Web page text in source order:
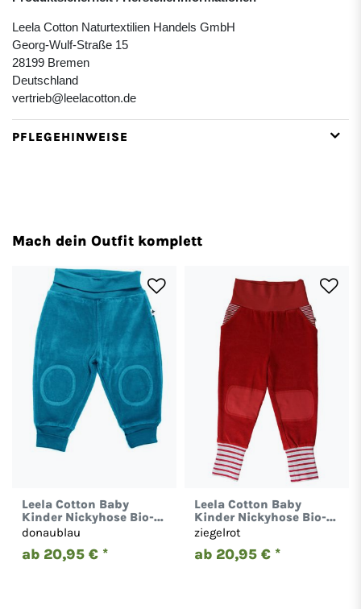
Leela Cotton Naturtextilien Handels GmbH
Georg-Wulf-Straße 15
28199 Bremen
Deutschland
vertrieb@leelacotton.de
PFLEGEHINWEISE
Mach dein Outfit komplett
Leela Cotton Baby
Kinder Nickyhose Bio-
Baumwolle Hose 2157
donaublau
ab 20,95 € *
Leela Cotton Baby
Kinder Nickyhose Bio-
Baumwolle Hose 2157
ziegelrot
ab 20,95 € *